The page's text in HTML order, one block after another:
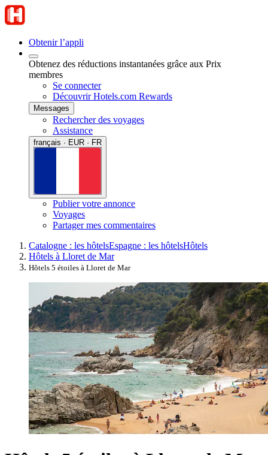
Obtenir l’appli
Obtenez des réductions instantanées grâce aux Prix
membres
Se connecter
Découvrir Hotels.com Rewards
Messages
Rechercher des voyages
Assistance
français · EUR · FR
Publier votre annonce
Voyages
Partager mes commentaires
Catalogne : les hôtelsEspagne : les hôtelsHôtels
Hôtels à Lloret de Mar
Hôtels 5 étoiles à Lloret de Mar